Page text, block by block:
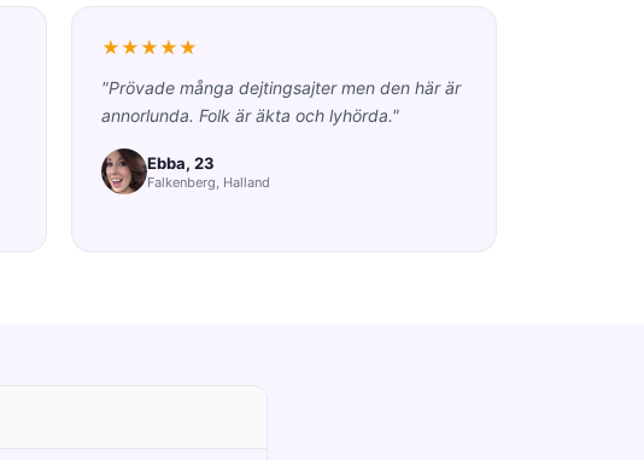
★★★★★
"Prövade många dejtingsajter men den här är
annorlunda. Folk är äkta och lyhörda."
Ebba, 23
Falkenberg, Halland